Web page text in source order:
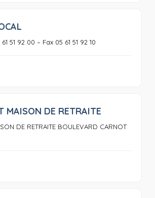
51 92 00 – Fax 05 61 51 92 10
MAISON DE RETRAITE
DE RETRAITE BOULEVARD CARNOT